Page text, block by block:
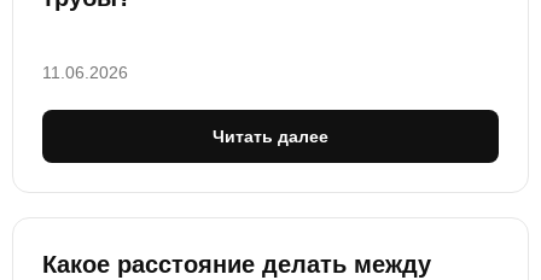
11.06.2026
Читать далее
Какое расстояние делать между